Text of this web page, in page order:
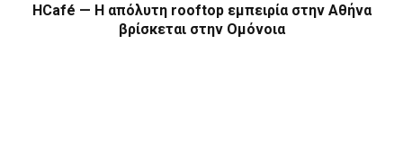
HCafé — Η απόλυτη rooftop εμπειρία στην Αθήνα
βρίσκεται στην Ομόνοια